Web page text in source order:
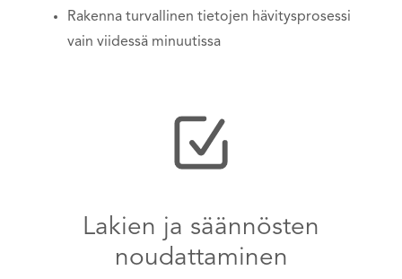
Rakenna turvallinen tietojen hävitysprosessi
vain viidessä minuutissa
Lakien ja säännösten
noudattaminen